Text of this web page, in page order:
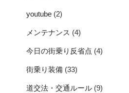
youtube (2)
メンテナンス (4)
今日の街乗り反省点 (4)
街乗り装備 (33)
道交法・交通ルール (9)